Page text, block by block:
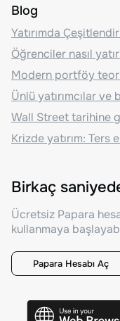
Blog
Yatırımda
Öğrenciler nasıl
Modern portföy
Ünlü yatırımcılar ve
Wall Street tarihine
Krizde yatırım: Ters
Birkaç
Ücretsiz Papara
kullanmaya
Papara Hesabı Aç